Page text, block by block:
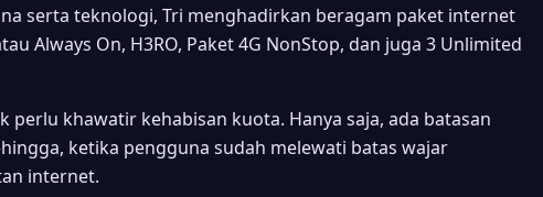
serta teknologi, Tri menghadirkan beragam paket internet
Always On, H3RO, Paket 4G NonStop, dan juga 3 Unlimited
khawatir kehabisan kuota. Hanya saja, ada batasan
ketika pengguna sudah melewati batas wajar
internet.